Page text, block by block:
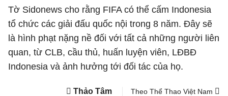
Tờ Sidonews cho rằng FIFA có thể cấm Indonesia
tổ chức các giải đấu quốc nội trong 8 năm. Đây sẽ
là hình phạt nặng nề đối với tất cả những người liên
quan, từ CLB, cầu thủ, huấn luyện viên, LĐBĐ
Indonesia và ảnh hưởng tới đối tác của họ.
Thảo Tâm Theo Thể Thao Việt Nam